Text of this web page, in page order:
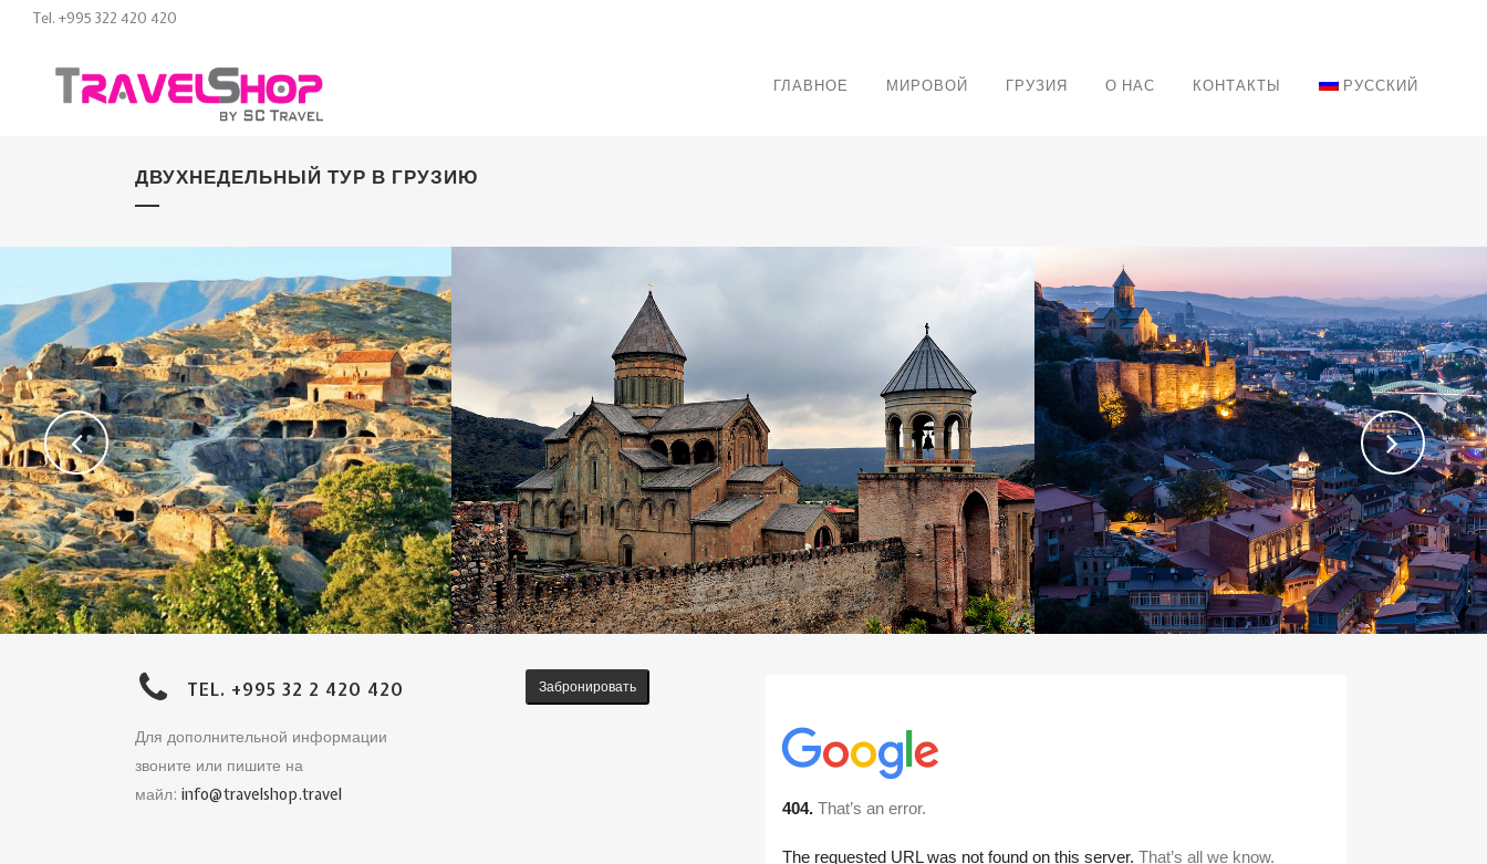
Tel. +995 322 420 420
ГЛАВНОЕ МИРОВОЙ ГРУЗИЯ О НАС КОНТАКТЫ РУССКИЙ
ДВУХНЕДЕЛЬНЫЙ ТУР В ГРУЗИЮ
TEL. +995 32 2 420 420
Для дополнительной информации
звоните или пишите на
майл: info@travelshop.travel
Забронировать